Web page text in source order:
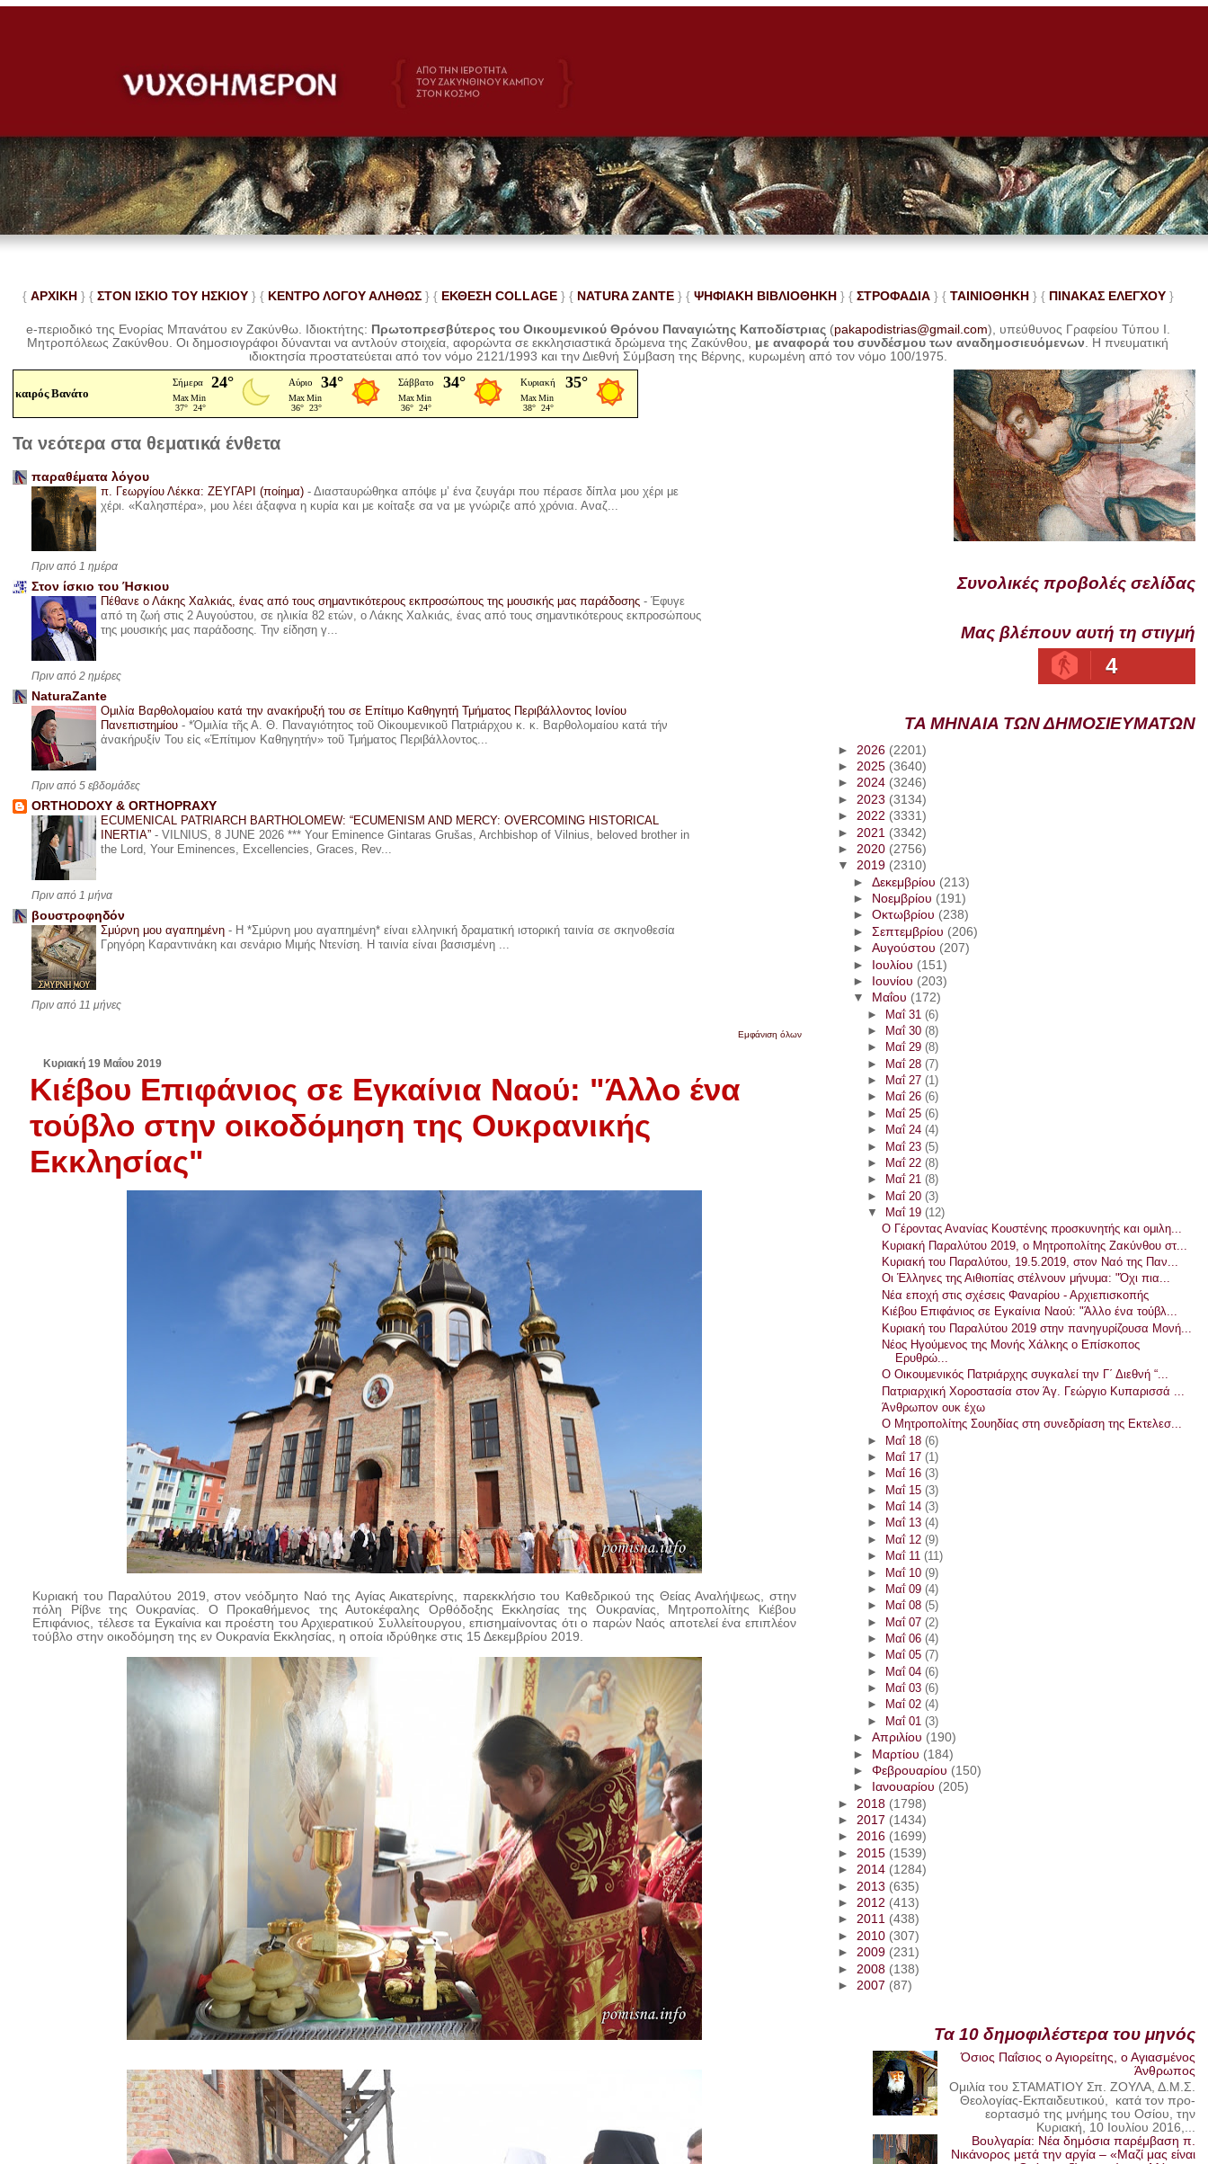
{ ΑΡΧΙΚΗ } { ΣΤΟΝ ΙΣΚΙΟ ΤΟΥ ΗΣΚΙΟΥ } { ΚΕΝΤΡΟ ΛΟΓΟΥ ΑΛΗΘΩΣ } { ΕΚΘΕΣΗ COLLAGE }{ NATURA ZANTE} { ΨΗΦΙΑΚΗ ΒΙΒΛΙΟΘΗΚΗ } { ΣΤΡΟΦΑΔΙΑ } { ΤΑΙΝΙΟΘΗΚΗ } { ΠΙΝΑΚΑΣ ΕΛΕΓΧΟΥ}
e-περιοδικό της Ενορίας Μπανάτου εν Ζακύνθω. Ιδιοκτήτης: Πρωτοπρεσβύτερος του Οικουμενικού Θρόνου Παναγιώτης Καποδίστριας (pakapodistrias@gmail.com), υπεύθυνος Γραφείου Τύπου Ι.
Μητροπόλεως Ζακύνθου.Οι δημοσιογράφοι δύνανται να αντλούν στοιχεία, αφορώντα σε εκκλησιαστικά δρώμενα της Ζακύνθου, με αναφορά του συνδέσμου των αναδημοσιευόμενων . Ηπνευματική
ιδιοκτησία προστατεύεται από τον νόμο 2121/1993 και την Διεθνή Σύμβαση της Βέρνης, κυρωμένη από τον νόμο 100/1975.
καιρός Βανάτο
Τα νεότερα στα θεματικά ένθετα
παραθέματα λόγου
π. Γεωργίου Λέκκα: ΖΕΥΓΑΡΙ (ποίημα) - Διασταυρώθηκα απόψε μ’ ένα ζευγάρι που πέρασε δίπλα μου χέρι με
χέρι. «Καλησπέρα», μου λέει άξαφνα η κυρία και με κοίταξε σα να με γνώριζε από χρόνια. Αναζ...
Πριν από 1 ημέρα
Στον ίσκιο του Ήσκιου
Πέθανε ο Λάκης Χαλκιάς, ένας από τους σημαντικότερους εκπροσώπους της μουσικής μας παράδοσης - Έφυγε
από τη ζωή στις 2 Αυγούστου, σε ηλικία 82 ετών, ο Λάκης Χαλκιάς, ένας από τους σημαντικότερους εκπροσώπους
της μουσικής μας παράδοσης. Την είδηση γ...
Πριν από 2 ημέρες
NaturaZante
Ομιλία Βαρθολομαίου κατά την ανακήρυξή του σε Επίτιμο Καθηγητή Τμήματος Περιβάλλοντος Ιονίου
Πανεπιστημίου - *Ὁμιλία τῆς Α. Θ. Παναγιότητος τοῦ Οἰκουμενικοῦ Πατριάρχου κ. κ. Βαρθολομαίου κατά τήν
ἀνακήρυξίν Του εἰς «Ἐπίτιμον Καθηγητήν» τοῦ Τμήματος Περιβάλλοντος...
Πριν από 5 εβδομάδες
ORTHODOXY & ORTHOPRAXY
ECUMENICAL PATRIARCH BARTHOLOMEW: “ECUMENISM AND MERCY: OVERCOMING HISTORICAL
INERTIA” - VILNIUS, 8 JUNE 2026 *** Your Eminence Gintaras Grušas, Archbishop of Vilnius, beloved brother in
the Lord, Your Eminences, Excellencies, Graces, Rev...
Πριν από 1 μήνα
βουστροφηδόν
Σμύρνη μου αγαπημένη - Η *Σμύρνη μου αγαπημένη* είναι ελληνική δραματική ιστορική ταινία σε σκηνοθεσία
Γρηγόρη Καραντινάκη και σενάριο Μιμής Ντενίση. Η ταινία είναι βασισμένη ...
Πριν από 11 μήνες
Εμφάνιση όλων
Κυριακή 19 Μαΐου 2019
Κιέβου Επιφάνιος σε Εγκαίνια Ναού: "Άλλο ένα
τούβλο στην οικοδόμηση της Ουκρανικής
Εκκλησίας"
Κυριακή του Παραλύτου 2019, στον νεόδμητο Ναό της Αγίας Αικατερίνης, παρεκκλήσιο του Καθεδρικού της Θείας Αναλήψεως, στην
πόλη Ρίβνε της Ουκρανίας. Ο Προκαθήμενος της Αυτοκέφαλης Ορθόδοξης Εκκλησίας της Ουκρανίας, Μητροπολίτης Κιέβου
Επιφάνιος, τέλεσε τα Εγκαίνια και προέστη του Αρχιερατικού Συλλείτουργου, επισημαίνοντας ότι ο παρών Ναός αποτελεί ένα επιπλέον
τούβλο στην οικοδόμηση της εν Ουκρανία Εκκλησίας, η οποία ιδρύθηκε στις 15 Δεκεμβρίου 2019.
Συνολικές προβολές σελίδας
Μας βλέπουν αυτή τη στιγμή
4
ΤΑ ΜΗΝΑΙΑ ΤΩΝ ΔΗΜΟΣΙΕΥΜΑΤΩΝ
► 2026 (2201)
► 2025 (3640)
►2024 (3246)
► 2023 (3134)
►2022 (3331)
► 2021 (3342)
► 2020 (2756)
▼2019 (2310)
► Δεκεμβρίου (213)
►
Νοεμβρίου (191)
► Οκτωβρίου (238)
► Σεπτεμβρίου (206)
► Αυγούστου (207)
► Ιουλίου (151)
►
Ιουνίου (203)
▼
Μαΐου (172)
► Μαΐ 31 (6)
►
Μαΐ 30 (8)
►
Μαΐ 29 (8)
►
Μαΐ 28 (7)
►
Μαΐ 27 (1)
►
Μαΐ 26 (6)
►
Μαΐ 25 (6)
►
Μαΐ 24 (4)
► Μαΐ 23 (5)
►
Μαΐ 22 (8)
►
Μαΐ 21 (8)
► Μαΐ 20 (3)
▼
Μαΐ 19 (12)
Ο Γέροντας Ανανίας Κουστένης προσκυνητής και ομιλη...
Κυριακή Παραλύτου 2019, ο Μητροπολίτης Ζακύνθου στ...
Κυριακή του Παραλύτου, 19.5.2019, στον Ναό της Παν...
Οι Έλληνες της Αιθιοπίας στέλνουν μήνυμα: "Όχι πια...
Νέα εποχή στις σχέσεις Φαναρίου - Αρχιεπισκοπής
Κιέβου Επιφάνιος σε Εγκαίνια Ναού: "Άλλο ένα τούβλ...
Κυριακή του Παραλύτου 2019 στην πανηγυρίζουσα Μονή...
Νέος Ηγούμενος της Μονής Χάλκης ο Επίσκοπος
Ερυθρώ...
Ο Οικουμενικός Πατριάρχης συγκαλεί την Γ΄ Διεθνή “...
Πατριαρχική Χοροστασία στον Άγ. Γεώργιο Κυπαρισσά ...
Άνθρωπον ουκ έχω
Ο Μητροπολίτης Σουηδίας στη συνεδρίαση της Εκτελεσ...
► Μαΐ 18 (6)
►
Μαΐ 17 (1)
►
Μαΐ 16 (3)
► Μαΐ 15 (3)
►
Μαΐ 14 (3)
►
Μαΐ 13 (4)
►
Μαΐ 12 (9)
►
Μαΐ 11 (11)
► Μαΐ 10 (9)
►
Μαΐ 09 (4)
►
Μαΐ 08 (5)
► Μαΐ 07 (2)
►
Μαΐ 06 (4)
►
Μαΐ 05 (7)
► Μαΐ 04 (6)
►
Μαΐ 03 (6)
►
Μαΐ 02 (4)
►
Μαΐ 01 (3)
► Απριλίου (190)
► Μαρτίου (184)
► Φεβρουαρίου (150)
►
Ιανουαρίου (205)
► 2018 (1798)
►2017 (1434)
►2016 (1699)
► 2015 (1539)
►2014 (1284)
► 2013 (635)
►2012 (413)
►2011 (438)
► 2010 (307)
►2009 (231)
► 2008 (138)
► 2007 (87)
Τα 10 δημοφιλέστερα του μηνός
Όσιος Παΐσιος ο Αγιορείτης, ο Αγιασμένος
Άνθρωπος
Ομιλία του ΣΤΑΜΑΤΙΟΥ Σπ. ΖΟΥΛΑ, Δ.Μ.Σ.
Θεολογίας-Εκπαιδευτικού, κατά τον προ-
εορτασμό της μνήμης του Οσίου, την
Κυριακή, 10 Ιουλίου 2016,...
Βουλγαρία: Νέα δημόσια παρέμβαση π.
Νικάνορος μετά την αργία – «Μαζί μας είναι